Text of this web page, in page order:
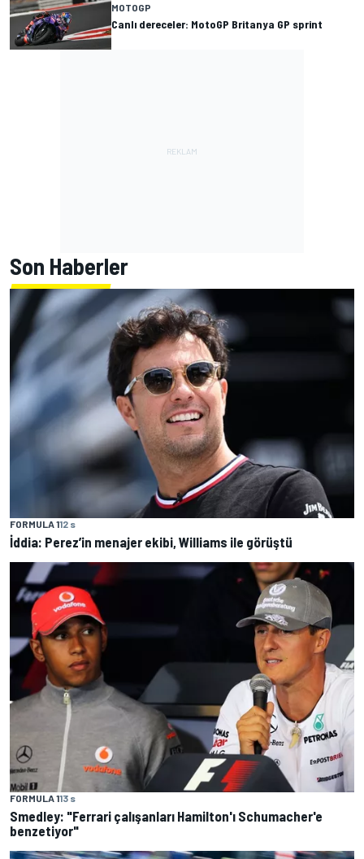
MOTOGP
Canlı dereceler: MotoGP Britanya GP sprint
Son Haberler
FORMULA 112 s
İddia: Perez’in menajer ekibi, Williams ile görüştü
FORMULA 113 s
Smedley: "Ferrari çalışanları Hamilton'ı Schumacher'e
benzetiyor"